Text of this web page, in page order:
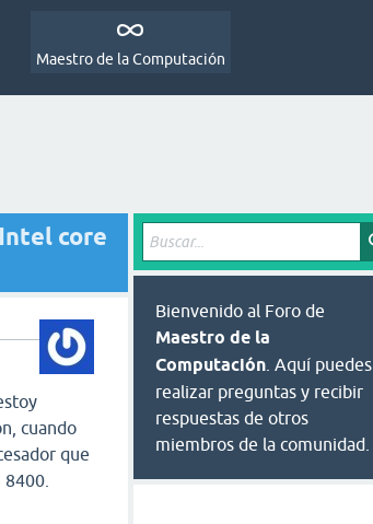
Maestro de la Computación
core
cuando
que
Bienvenido al Foro de
Maestro de la
Computación . Aquí puedes
realizar preguntas y recibir
respuestas de otros
miembros de la comunidad.